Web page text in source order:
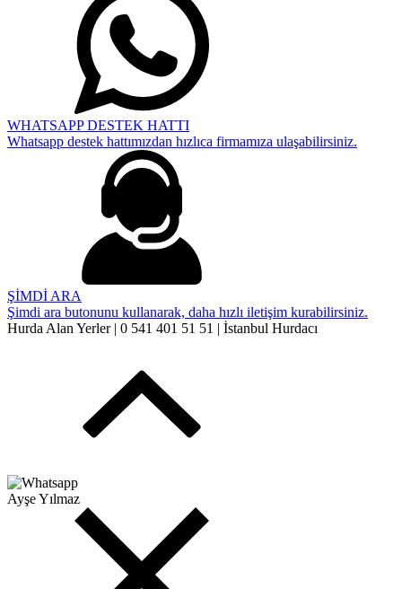
WHATSAPP DESTEK HATTI
Whatsapp destek hattımızdan hızlıca firmamıza ulaşabilirsiniz.
ŞİMDİ ARA
Şimdi ara butonunu kullanarak, daha hızlı iletişim kurabilirsiniz.
Hurda Alan Yerler | 0 541 401 51 51 | İstanbul Hurdacı
Ayşe Yılmaz